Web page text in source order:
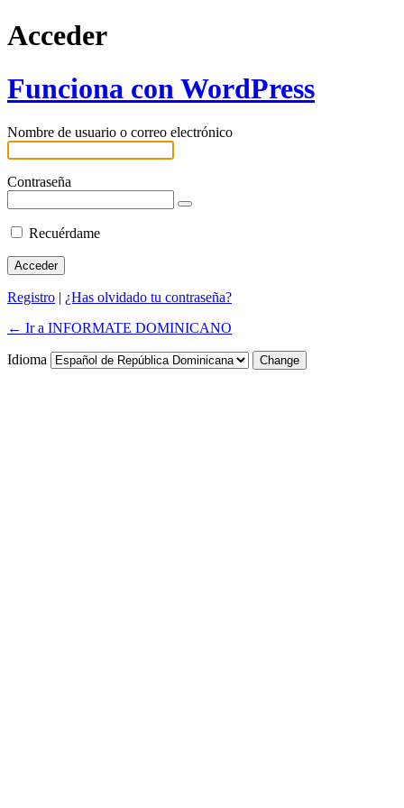
Acceder
Funciona con WordPress
Nombre de usuario o correo electrónico
Contraseña
Recuérdame
Registro | ¿Has olvidado tu contraseña?
← Ir a INFORMATE DOMINICANO
Idioma